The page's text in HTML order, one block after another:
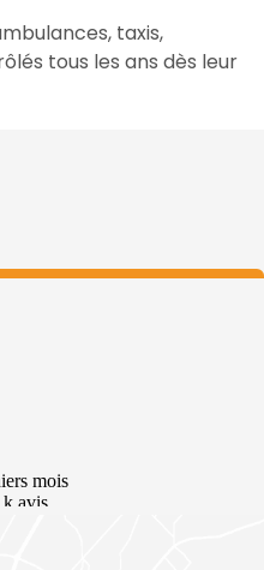
taxis,
tous les ans dès leur